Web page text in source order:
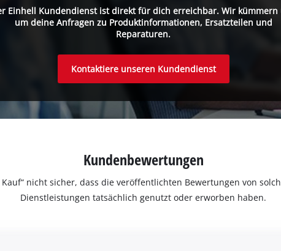
Einhell Kundendienst ist direkt für dich erreichbar. Wir kümmern
um deine Anfragen zu Produktinformationen, Ersatzteilen und
Reparaturen.
Kontaktiere unseren Kundendienst
Kundenbewertungen
nicht sicher, dass die veröffentlichten Bewertungen von
Dienstleistungen tatsächlich genutzt oder erworben haben.